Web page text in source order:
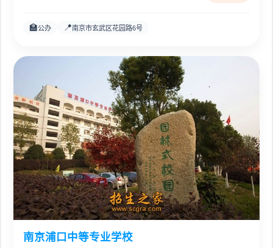
🏫公办 📍南京市玄武区花园路6号
南京浦口中等专业学校